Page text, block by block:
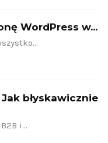
WordPress w...
błyskawicznie
i…